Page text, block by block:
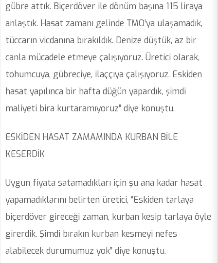
gübre attık. Biçerdöver ile dönüm başına 115 liraya
anlaştık. Hasat zamanı gelinde TMO’ya ulaşamadık,
tüccarın vicdanına bırakıldık. Denize düştük, az bir
canla mücadele etmeye çalışıyoruz. Üretici olarak,
tohumcuya, gübreciye, ilaççıya çalışıyoruz. Eskiden
hasat yapılınca bir hafta düğün yapardık, şimdi
maliyeti bira kurtaramıyoruz” diye konuştu.
ESKİDEN HASAT ZAMAMINDA KURBAN BİLE
KESERDİK
Uygun fiyata satamadıkları için şu ana kadar hasat
yapamadıklarını belirten üretici, “Eskiden tarlaya
biçerdöver gireceği zaman, kurban kesip tarlaya öyle
girerdik. Şimdi bırakın kurban kesmeyi nefes
alabilecek durumumuz yok” diye konuştu.